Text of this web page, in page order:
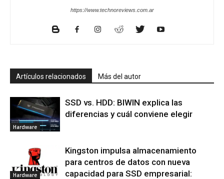
https://www.technoreviews.com.ar
Artículos relacionados Más del autor
Hardware
SSD vs. HDD: BIWIN explica las
diferencias y cuál conviene elegir
Hardware
Kingston impulsa almacenamiento
para centros de datos con nueva
capacidad para SSD empresarial: